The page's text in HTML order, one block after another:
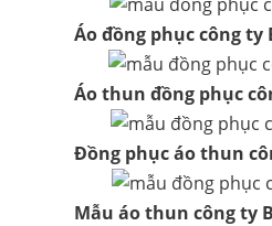
Áo đồng phục công ty
Áo thun đồng phục
Đồng phục áo thun
Mẫu áo thun công ty